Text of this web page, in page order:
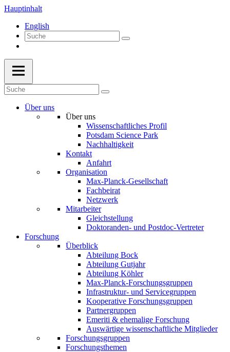
Hauptinhalt
English
Über uns
Über uns
Wissenschaftliches Profil
Potsdam Science Park
Nachhaltigkeit
Kontakt
Anfahrt
Organisation
Max-Planck-Gesellschaft
Fachbeirat
Netzwerk
Mitarbeiter
Gleichstellung
Doktoranden- und Postdoc-Vertreter
Forschung
Überblick
Abteilung Bock
Abteilung Gutjahr
Abteilung Köhler
Max-Planck-Forschungsgruppen
Infrastruktur- und Servicegruppen
Kooperative Forschungsgruppen
Partnergruppen
Emeriti & ehemalige Forschung
Auswärtige wissenschaftliche Mitglieder
Forschungsgruppen
Forschungsthemen